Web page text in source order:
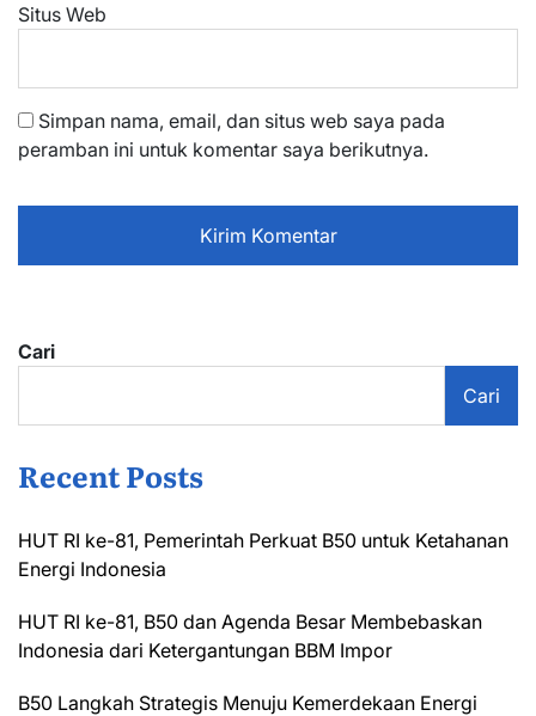
Situs Web
Simpan nama, email, dan situs web saya pada
peramban ini untuk komentar saya berikutnya.
Cari
Cari
Recent Posts
HUT RI ke-81, Pemerintah Perkuat B50 untuk Ketahanan
Energi Indonesia
HUT RI ke-81, B50 dan Agenda Besar Membebaskan
Indonesia dari Ketergantungan BBM Impor
B50 Langkah Strategis Menuju Kemerdekaan Energi